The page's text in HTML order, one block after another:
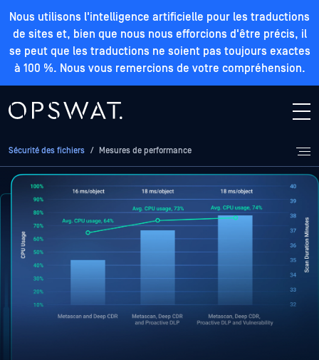
Nous utilisons l'intelligence artificielle pour les traductions
de sites et, bien que nous nous efforcions d'être précis, il
se peut que les traductions ne soient pas toujours exactes
à 100 %. Nous vous remercions de votre compréhension.
Sécurité des fichiers / Mesures de performance